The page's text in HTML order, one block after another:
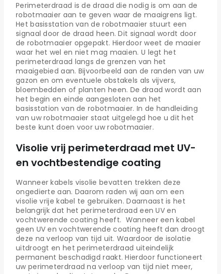
Perimeterdraad is de draad die nodig is om aan de
robotmaaier aan te geven waar de maaigrens ligt.
Het basisstation van de robotmaaier stuurt een
signaal door de draad heen. Dit signaal wordt door
de robotmaaier opgepakt. Hierdoor weet de maaier
waar het wel en niet mag maaien. U legt het
perimeterdraad langs de grenzen van het
maaigebied aan. Bijvoorbeeld aan de randen van uw
gazon en om eventuele obstakels als vijvers,
bloembedden of planten heen. De draad wordt aan
het begin en einde aangesloten aan het
basisstation van de robotmaaier. In de handleiding
van uw robotmaaier staat uitgelegd hoe u dit het
beste kunt doen voor uw robotmaaier.
Visolie vrij perimeterdraad met UV-
en vochtbestendige coating
Wanneer kabels visolie bevatten trekken deze
ongedierte aan. Daarom raden wij aan om een
visolie vrije kabel te gebruiken. Daarnaast is het
belangrijk dat het perimeterdraad een UV en
vochtwerende coating heeft. Wanneer een kabel
geen UV en vochtwerende coating heeft dan droogt
deze na verloop van tijd uit. Waardoor de isolatie
uitdroogt en het perimeterdraad uiteindelijk
permanent beschadigd raakt. Hierdoor functioneert
uw perimeterdraad na verloop van tijd niet meer,